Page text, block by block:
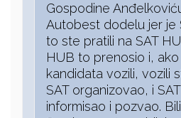
Gospodine
Autobest dodelu jer je
to ste pratili na SAT
HUB to prenosio i,
kandidata vozili, vozili
SAT organizovao, i
informisao i pozvao.